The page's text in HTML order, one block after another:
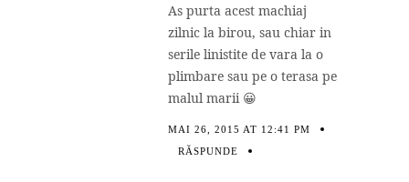
As purta acest machiaj
zilnic la birou, sau chiar in
serile linistite de vara la o
plimbare sau pe o terasa pe
malul marii 😀
MAI 26, 2015 AT 12:41 PM
RĂSPUNDE